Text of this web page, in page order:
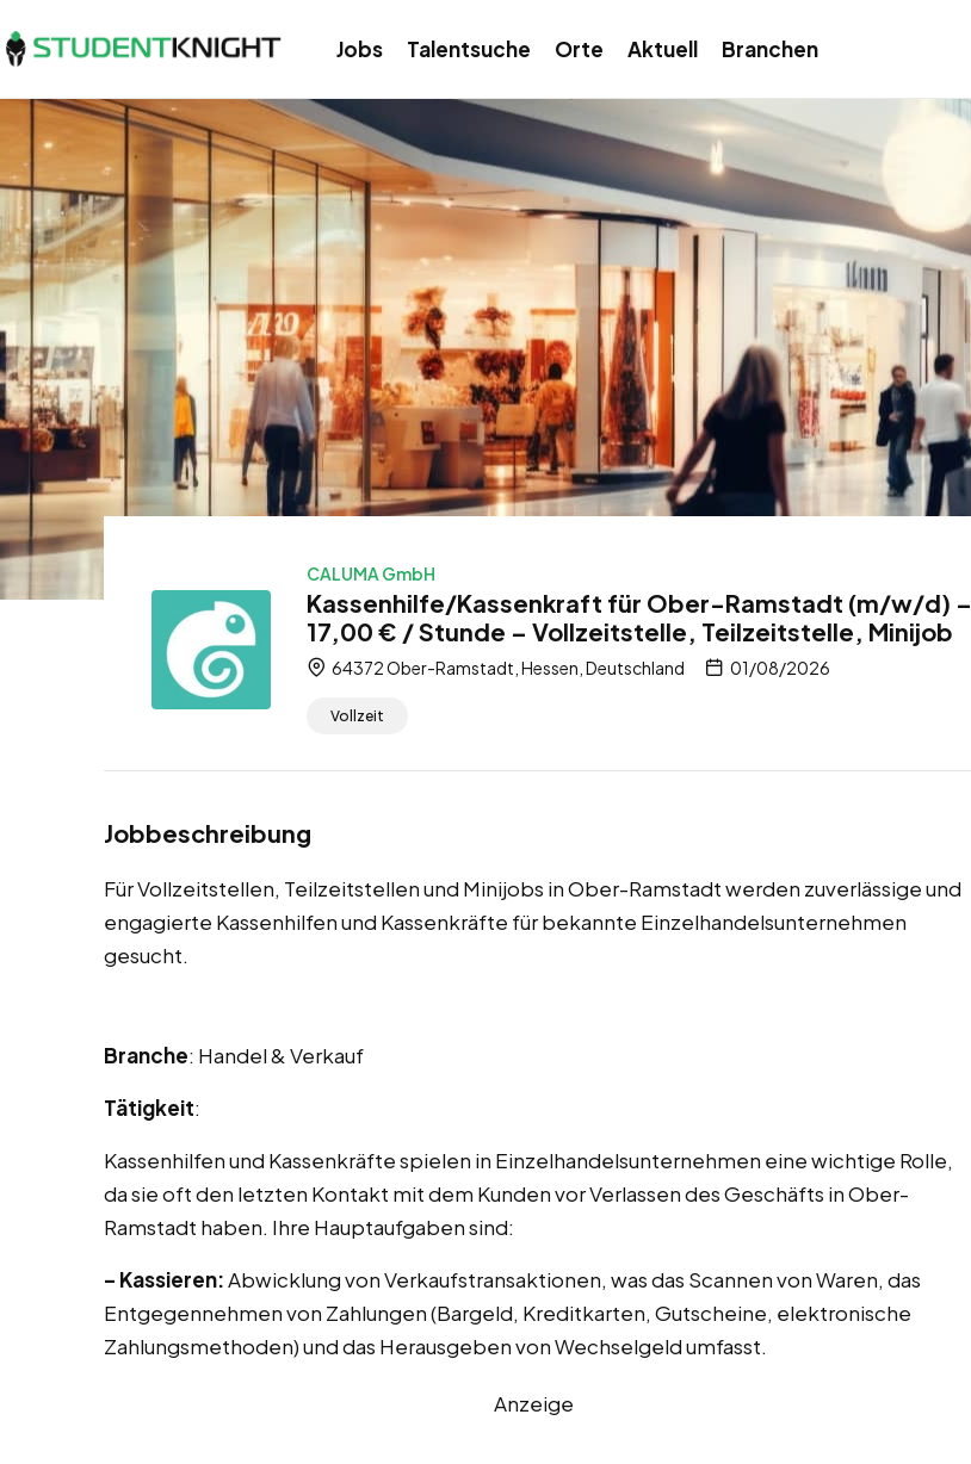
Jobs Talentsuche Orte Aktuell Branchen
CALUMA GmbH
Kassenhilfe/Kassenkraft für Ober-Ramstadt (m/w/d) –
17,00 € / Stunde – Vollzeitstelle, Teilzeitstelle, Minijob
64372 Ober-Ramstadt, Hessen, Deutschland 01/08/2026
Vollzeit
Jobbeschreibung
Für Vollzeitstellen, Teilzeitstellen und Minijobs in Ober-Ramstadt werden zuverlässige und
engagierte Kassenhilfen und Kassenkräfte für bekannte Einzelhandelsunternehmen
gesucht.
Branche: Handel & Verkauf
Tätigkeit:
Kassenhilfen und Kassenkräfte spielen in Einzelhandelsunternehmen eine wichtige Rolle,
da sie oft den letzten Kontakt mit dem Kunden vor Verlassen des Geschäfts in Ober-
Ramstadt haben. Ihre Hauptaufgaben sind:
– Kassieren:Abwicklung von Verkaufstransaktionen, was das Scannen von Waren, das
Entgegennehmen von Zahlungen (Bargeld, Kreditkarten, Gutscheine, elektronische
Zahlungsmethoden) und das Herausgeben von Wechselgeld umfasst.
Anzeige